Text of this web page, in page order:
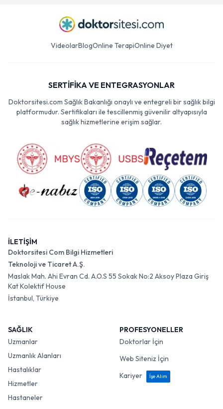
VideolarBlogOnline TerapiOnline Diyet
SERTİFİKA VE ENTEGRASYONLAR
Doktorsitesi.com Sağlık Bakanlığı onaylı ve entegreli bir sağlık bilgi
platformudur. Sertifikaları ile tescillenmiş güvenilir altyapısıyla
sağlık hizmetlerine erişim sağlar.
İLETİŞİM
Doktorsitesi Com Bilgi Hizmetleri
Teknoloji ve Ticaret A.Ş.
Maslak Mah. Ahi Evran Cd. A.O.S 55 Sokak No:2 Aksoy Plaza Giriş
Kat Kolektif House
İstanbul, Türkiye
SAĞLIK
Uzmanlar
Uzmanlık Alanları
Hastalıklar
Hizmetler
Hastaneler
PROFESYONELLER
Doktorlar İçin
Web Siteniz İçin
Kariyer
İşe Alım